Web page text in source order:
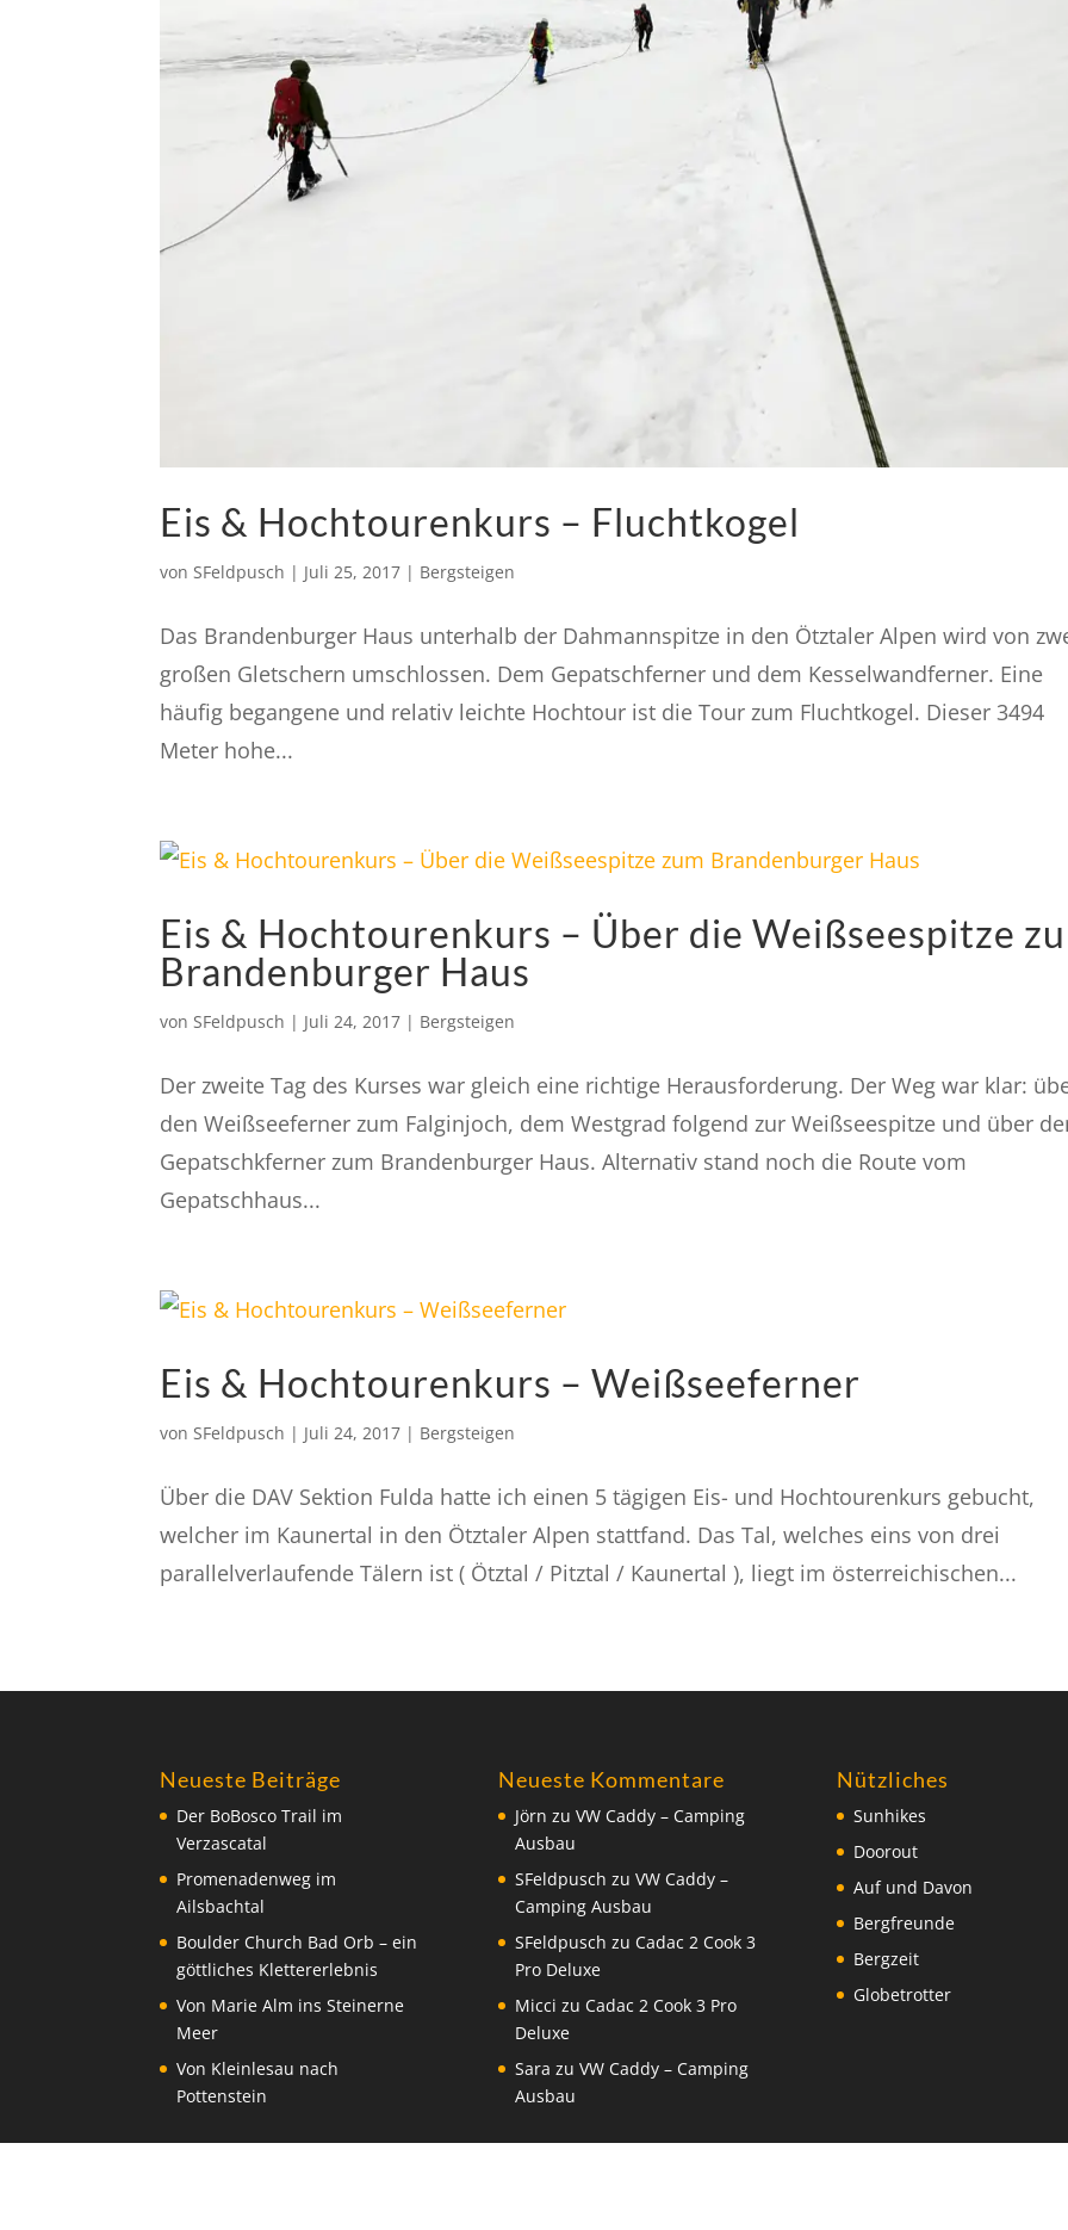
Eis & Hochtourenkurs – Fluchtkogel
vonSFeldpusch | Juli 25, 2017 | Bergsteigen
Das Brandenburger Haus unterhalb der Dahmannspitze in den Ötztaler Alpen wird von
großen Gletschern umschlossen. Dem Gepatschferner und dem Kesselwandferner. Eine
häufig begangene und relativ leichte Hochtour ist die Tour zum Fluchtkogel. Dieser 3494
Meter hohe...
Eis & Hochtourenkurs – Über die Weißseespitze
Brandenburger Haus
vonSFeldpusch | Juli 24, 2017 | Bergsteigen
Der zweite Tag des Kurses war gleich eine richtige Herausforderung. Der Weg war klar:
den Weißseeferner zum Falginjoch, dem Westgrad folgend zur Weißseespitze und über
Gepatschkferner zum Brandenburger Haus. Alternativ stand noch die Route vom
Gepatschhaus...
Eis & Hochtourenkurs – Weißseeferner
vonSFeldpusch | Juli 24, 2017 | Bergsteigen
Über die DAV Sektion Fulda hatte ich einen 5 tägigen Eis- und Hochtourenkurs gebucht,
welcher im Kaunertal in den Ötztaler Alpen stattfand. Das Tal, welches eins von drei
parallelverlaufende Tälern ist ( Ötztal / Pitztal / Kaunertal ), liegt im österreichischen...
Neueste Beiträge
Der BoBosco Trail im
Verzascatal
Promenadenweg im
Ailsbachtal
Boulder Church Bad Orb – ein
göttliches Klettererlebnis
Von Marie Alm ins Steinerne
Meer
Von Kleinlesau nach
Pottenstein
Neueste Kommentare
Jörn zu VW Caddy – Camping
Ausbau
SFeldpusch zu VW Caddy –
Camping Ausbau
SFeldpusch zu Cadac 2 Cook 3
Pro Deluxe
Micci zu Cadac 2 Cook 3 Pro
Deluxe
Sara zu VW Caddy – Camping
Ausbau
Nützliches
Sunhikes
Doorout
Auf und Davon
Bergfreunde
Bergzeit
Globetrotter